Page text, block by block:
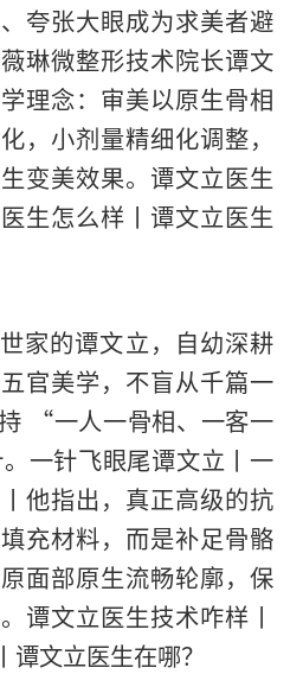
夸张大眼成为求美者避
琳微整形技术院长谭文
理念：审美以原生骨相
，小剂量精细化调整，
变美效果。谭文立医生
生怎么样丨谭文立医生
家的谭文立，自幼深耕
官美学，不盲从千篇一
“一人一骨相、一客一
一针飞眼尾谭文立丨一
他指出，真正高级的抗
充材料，而是补足骨骼
面部原生流畅轮廓，保
谭文立医生技术咋样丨
文立医生在哪？